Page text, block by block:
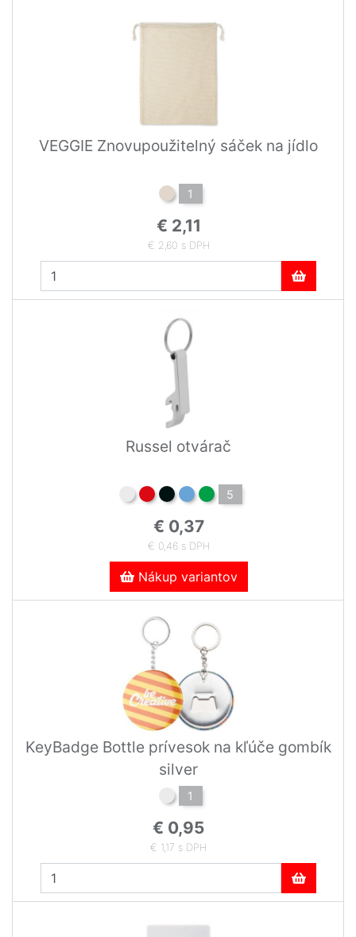
VEGGIE Znovupoužitelný sáček na jídlo
1
€ 2,11
€ 2,60 s DPH
Russel otvárač
5
€ 0,37
€ 0,46 s DPH
Nákup variantov
KeyBadge Bottle prívesok na kľúče gombík
silver
1
€ 0,95
€ 1,17 s DPH